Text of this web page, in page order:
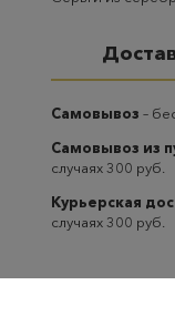
Самовывоз –
Самовывоз из
случаях 300 руб.
Курьерская
случаях 300 руб.